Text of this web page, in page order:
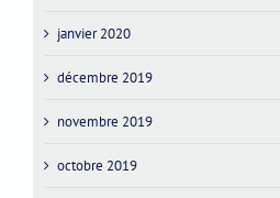
janvier 2020
décembre 2019
novembre 2019
octobre 2019